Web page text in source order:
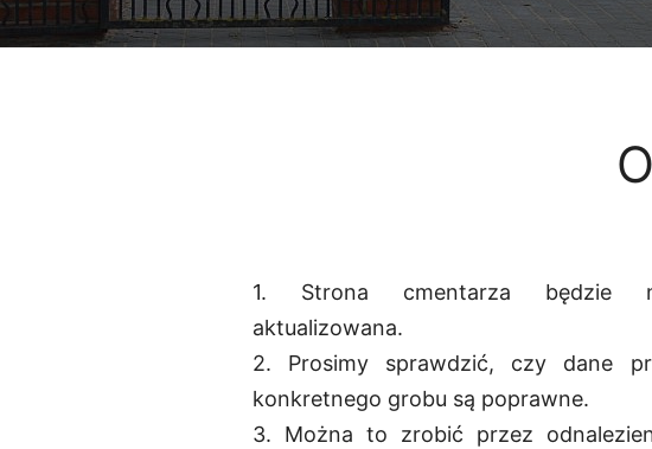
1. Strona cmentarza będzie
aktualizowana.
2. Prosimy sprawdzić, czy dane
konkretnego grobu są poprawne.
3. Można to zrobić przez